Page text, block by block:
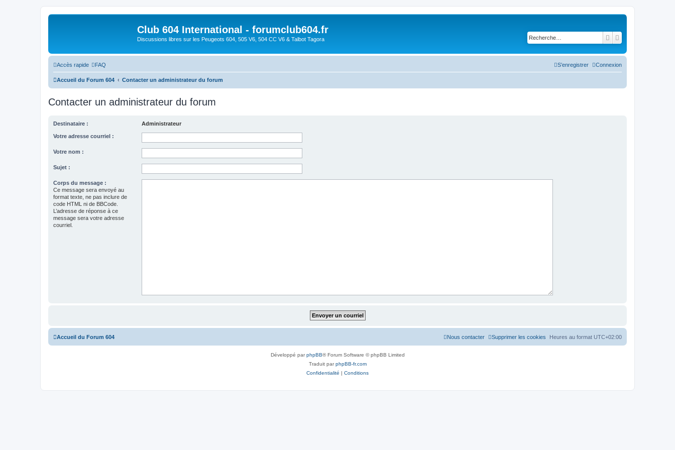
Club 604 International - forumclub604.fr
Discussions libres sur les Peugeots 604, 505 V6, 504 CC V6 & Talbot Tagora Rechercher
Accès rapide FAQ Connexion
S’enregistrer
Accueil du Forum 604 Contacter un administrateur du forum
Contacter un administrateur du forum
Destinataire : Administrateur
Votre adresse courriel :
Votre nom :
Sujet :
Corps du message :
Ce message sera envoyé au
format texte, ne pas inclure de
code HTML ni de BBCode.
L’adresse de réponse à ce
message sera votre adresse
courriel.
Accueil du Forum 604 Heures au format UTC+02:00
Supprimer les cookies
Nous contacter
Développé parphpBB® Forum Software © phpBB Limited
Traduit parphpBB-fr.com
Confidentialité | Conditions